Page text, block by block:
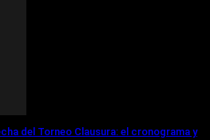
del Torneo Clausura: el cronograma y